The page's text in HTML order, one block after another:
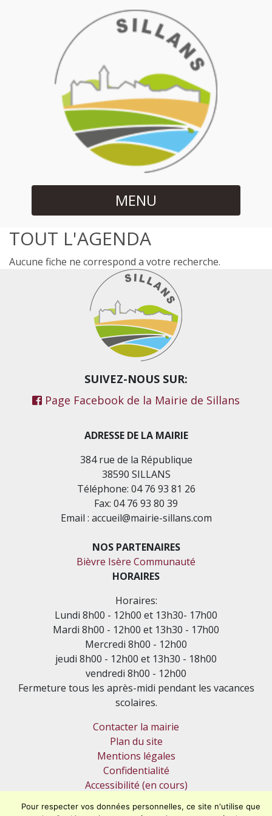
MENU
TOUT L'AGENDA
Aucune fiche ne correspond a votre recherche.
ADRESSE DE LA MAIRIE
384 rue de la République
38590 SILLANS
Téléphone: 04 76 93 81 26
Fax: 04 76 93 80 39
Email : accueil@mairie-sillans.com
NOS PARTENAIRES
Bièvre Isère Communauté
SUIVEZ-NOUS SUR:
Page Facebook de la Mairie de Sillans
HORAIRES
Horaires:
Lundi 8h00 - 12h00 et 13h30- 17h00
Mardi 8h00 - 12h00 et 13h30 - 17h00
Mercredi 8h00 - 12h00
jeudi 8h00 - 12h00 et 13h30 - 18h00
vendredi 8h00 - 12h00
Fermeture tous les après-midi pendant les vacances
scolaires.
Contacter la mairie
Plan du site
Mentions légales
Confidentialité
Accessibilité (en cours)
Pour respecter vos données personnelles, ce site n'utilise que